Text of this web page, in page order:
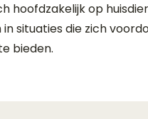
hoofdzakelijk op
situaties die zich
bieden.